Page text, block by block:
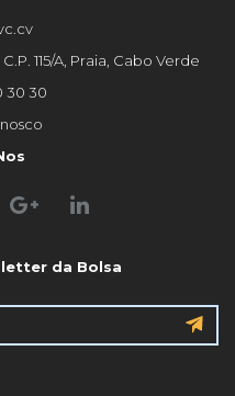
115/A, Praia, Cabo Verde
30 30
da Bolsa